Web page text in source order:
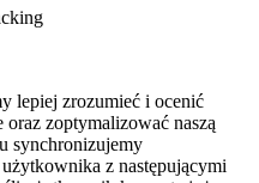
lepiej zrozumieć i ocenić
oraz zoptymalizować naszą
synchronizujemy
z następującymi